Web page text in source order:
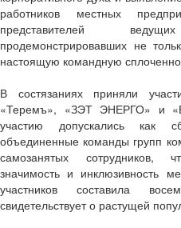
работников местных
представителей
продемонстрировавших не
настоящую командную
В состязаниях приняли
«Теремъ», «ЗЭТ ЭНЕРГО» и
участию допускались как
объединенные команды групп
самозанятых сотрудников,
значимость и инклюзивность
участников составила
свидетельствует о растущей